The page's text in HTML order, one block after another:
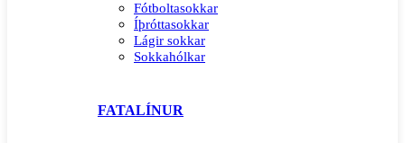
Fótboltasokkar
Íþróttasokkar
Lágir sokkar
Sokkahólkar
FATALÍNUR